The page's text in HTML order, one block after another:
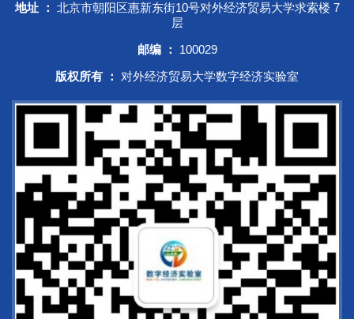
地址 ： 北京市朝阳区惠新东街10号对外经济贸易大学求索楼 7
层
邮编 ：
100029
版权所有 ：
对外经济贸易大学数字经济实验室